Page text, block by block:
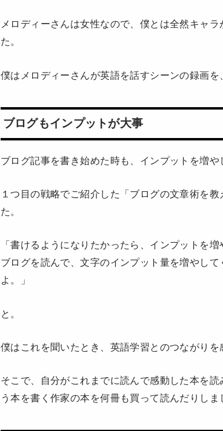
メロディーさんは女性なので、僕とは全然キャ
た。
僕はメロディーさんが英語を話すシーンの録画を
ブログもインプットが大事
ブログ記事を書き始めた時も、インプットを増や
１つ目の戦略でご紹介した「ブログの文章術を
た。
「書けるようになりたかったら、インプットを
ブログを読んで、文字のインプット量を増やし
よ。」
と。
僕はこれを聞いたとき、英語学習とのつながりを
そこで、自分がこれまでに読んで感動した本を
う本を書く作家の本を何冊も買って読んだりしま